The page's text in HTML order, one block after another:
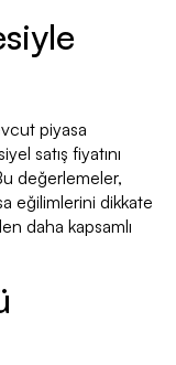
piyasa
satış fiyatını
değerlemeler,
eğilimlerini dikkate
daha kapsamlı